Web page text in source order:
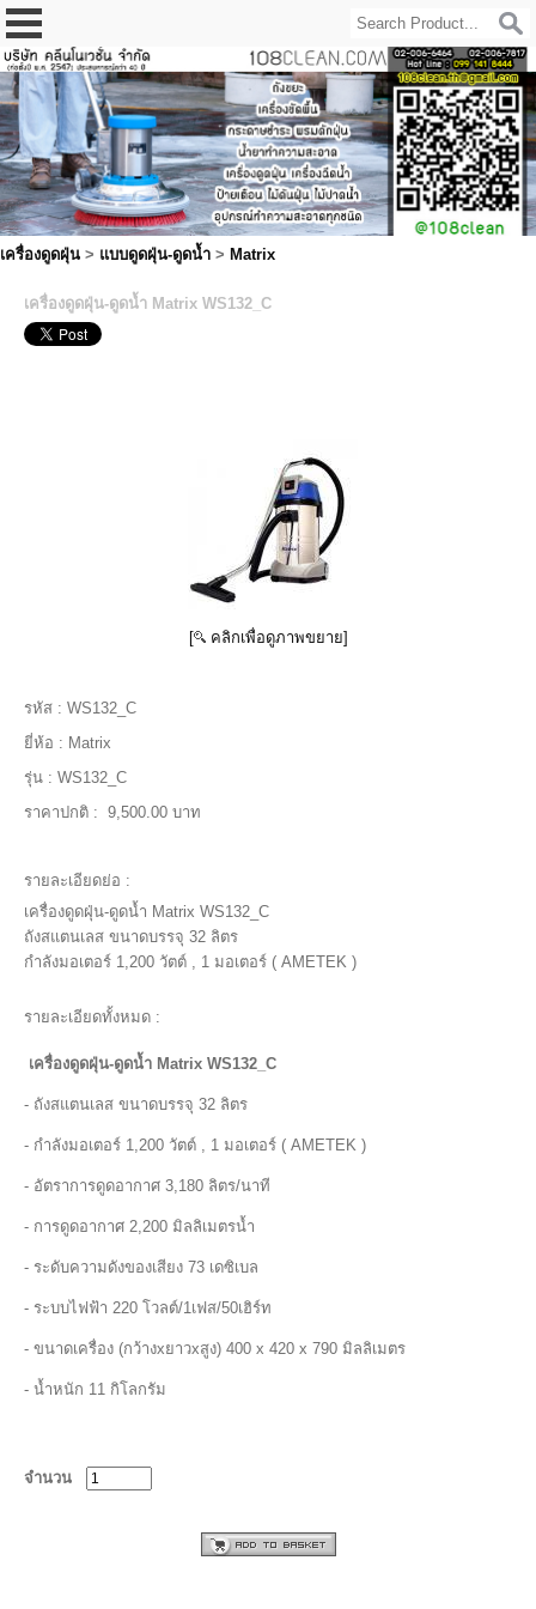
เครื่องดูดฝุ่น > แบบดูดฝุ่น-ดูดน้ำ > Matrix
เครื่องดูดฝุ่น-ดูดน้ำ Matrix WS132_C
[ คลิกเพื่อดูภาพขยาย]
รหัส : WS132_C
ยี่ห้อ : Matrix
รุ่น : WS132_C
ราคาปกติ : 9,500.00 บาท
รายละเอียดย่อ :
เครื่องดูดฝุ่น-ดูดน้ำ Matrix WS132_C
ถังสแตนเลส ขนาดบรรจุ 32 ลิตร
กำลังมอเตอร์ 1,200 วัตต์ , 1 มอเตอร์ ( AMETEK )
รายละเอียดทั้งหมด :
เครื่องดูดฝุ่น-ดูดน้ำ Matrix WS132_C
- ถังสแตนเลส ขนาดบรรจุ 32 ลิตร
- กำลังมอเตอร์ 1,200 วัตต์ , 1 มอเตอร์ ( AMETEK )
- อัตราการดูดอากาศ 3,180 ลิตร/นาที
- การดูดอากาศ 2,200 มิลลิเมตรน้ำ
- ระดับความดังของเสียง 73 เดซิเบล
- ระบบไฟฟ้า 220 โวลต์/1เฟส/50เฮิร์ท
- ขนาดเครื่อง (กว้างxยาวxสูง) 400 x 420 x 790 มิลลิเมตร
- น้ำหนัก 11 กิโลกรัม
จำนวน